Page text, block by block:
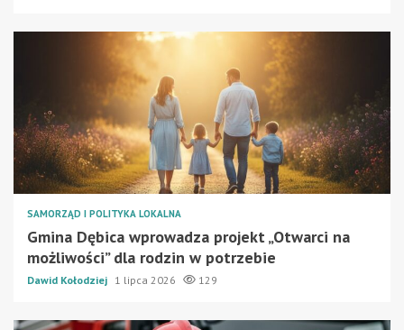
SAMORZĄD I POLITYKA LOKALNA
Gmina Dębica wprowadza projekt „Otwarci na
możliwości” dla rodzin w potrzebie
Dawid Kołodziej 1 lipca 2026 129